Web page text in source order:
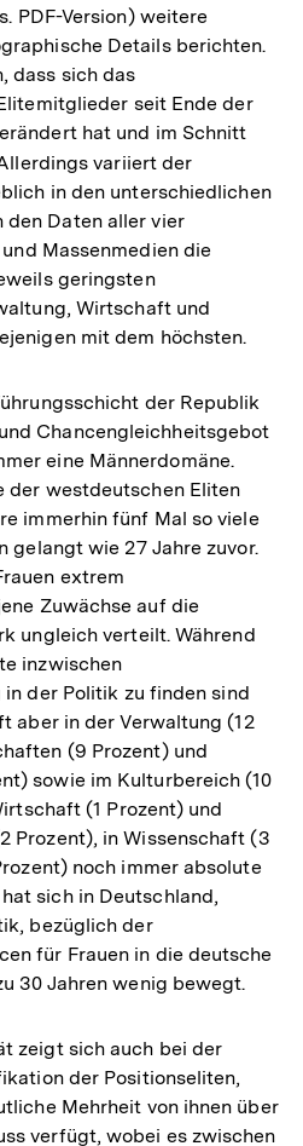
PDF-Version) weitere
Details berichten.
dass sich das
seit Ende der
hat und im Schnitt
variiert der
in den unterschiedlichen
den Daten aller vier
Massenmedien die
geringsten
Wirtschaft und
mit dem höchsten.
der Republik
Chancengleichheitsgebot
eine Männerdomäne.
der westdeutschen Eliten
immerhin fünf Mal so viele
gelangt wie 27 Jahre zuvor.
extrem
Zuwächse auf die
ungleich verteilt. Während
inzwischen
der Politik zu finden sind
aber in der Verwaltung (12
(9 Prozent) und
sowie im Kulturbereich (10
(1 Prozent) und
Prozent), in Wissenschaft (3
noch immer absolute
sich in Deutschland,
bezüglich der
für Frauen in die deutsche
30 Jahren wenig bewegt.
zeigt sich auch bei der
der Positionseliten,
Mehrheit von ihnen über
verfügt, wobei es zwischen